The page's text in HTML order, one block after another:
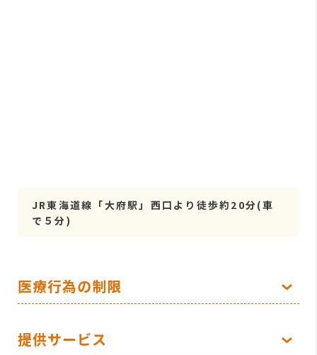
JR東海道線「大府駅」西口より徒歩約20分(車
で５分)
医療行為の制限
提供サービス